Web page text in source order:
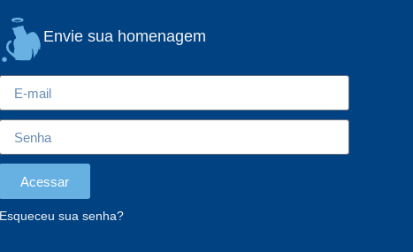
Envie sua homenagem
Acessar
Esqueceu sua senha?